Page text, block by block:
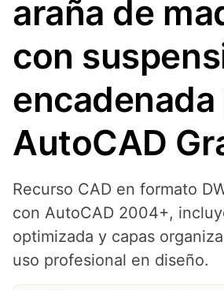
araña de
con
encadenada
AutoCAD
Recurso CAD en formato
con AutoCAD 2004+,
optimizada y capas
uso profesional en diseño.